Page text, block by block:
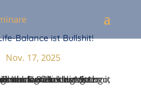
Balance ist Bullshit!
Nov. 17, 2025